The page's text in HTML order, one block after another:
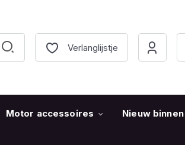
Verlanglijstje
Motor accessoires Nieuw binnen